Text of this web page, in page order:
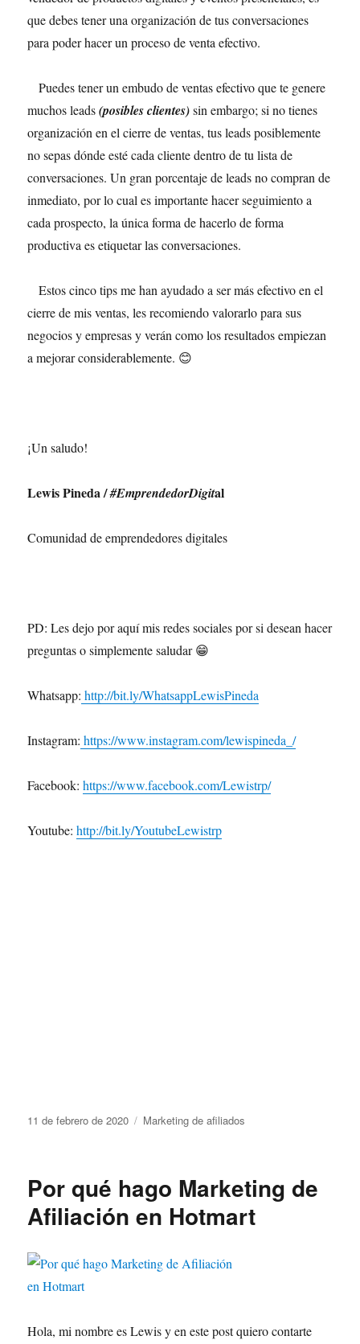
que debes tener una organización de tus conversaciones
para poder hacer un proceso de venta efectivo.
Puedes tener un embudo de ventas efectivo que te genere
muchos leads(posibles clientes)sin embargo; si no tienes
organización en el cierre de ventas, tus leads posiblemente
no sepas dónde esté cada cliente dentro de tu lista de
conversaciones. Un gran porcentaje de leads no compran de
inmediato, por lo cual es importante hacer seguimiento a
cada prospecto, la única forma de hacerlo de forma
productiva es etiquetar las conversaciones.
Estos cinco tips me han ayudado a ser más efectivo en el
cierre de mis ventas, les recomiendo valorarlo para sus
negocios y empresas y verán como los resultados empiezan
a mejorar considerablemente. 😊
¡Un saludo!
Lewis Pineda /#EmprendedorDigital
Comunidad de emprendedores digitales
PD: Les dejo por aquí mis redes sociales por si desean hacer
preguntas o simplemente saludar 😁
Whatsapp: http://bit.ly/WhatsappLewisPineda
Instagram: https://www.instagram.com/lewispineda_/
Facebook:https://www.facebook.com/Lewistrp/
Youtube:http://bit.ly/YoutubeLewistrp
11 de febrero de 2020 Marketing de afiliados
Por qué hago Marketing de
Afiliación en Hotmart
Hola, mi nombre es Lewis y en este post quiero contarte